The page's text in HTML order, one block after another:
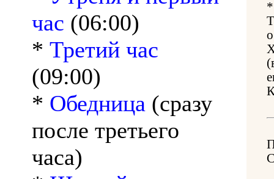
час (06:00)
* Третий час
(09:00)
* Обедница (сразу
после третьего
часа)